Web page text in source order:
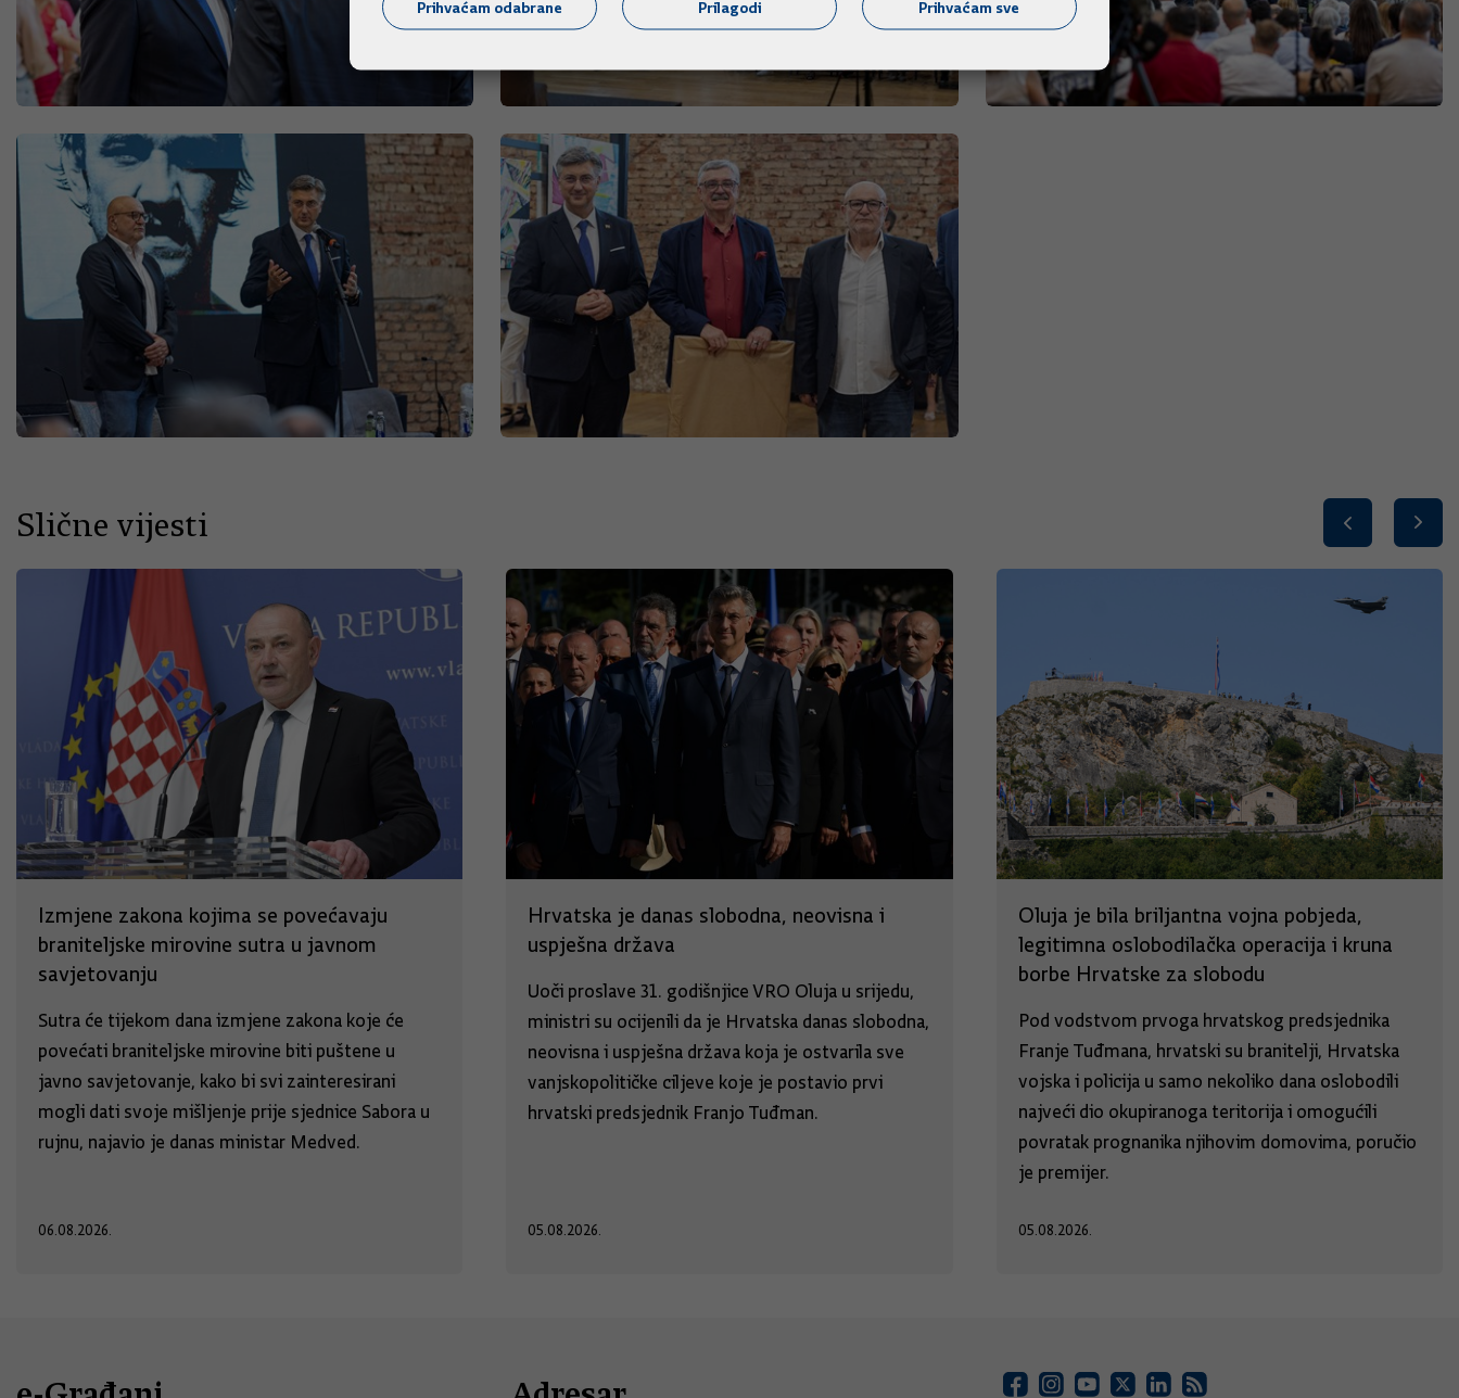
Slične vijesti
Izmjene zakona kojima se povećavaju
braniteljske mirovine sutra u javnom
savjetovanju
Sutra će tijekom dana izmjene zakona koje će
povećati braniteljske mirovine biti puštene u
javno savjetovanje, kako bi svi zainteresirani
mogli dati svoje mišljenje prije sjednice Sabora u
rujnu, najavio je danas ministar Medved.
06.08.2026.
Hrvatska je danas slobodna, neovisna i
uspješna država
Uoči proslave 31. godišnjice VRO Oluja u srijedu,
ministri su ocijenili da je Hrvatska danas slobodna,
neovisna i uspješna država koja je ostvarila sve
vanjskopolitičke ciljeve koje je postavio prvi
hrvatski predsjednik Franjo Tuđman.
05.08.2026.
Oluja je bila briljantna vojna pobjeda,
legitimna oslobodilačka operacija i kruna
borbe Hrvatske za slobodu
Pod vodstvom prvoga hrvatskog predsjednika
Franje Tuđmana, hrvatski su branitelji, Hrvatska
vojska i policija u samo nekoliko dana oslobodili
najveći dio okupiranoga teritorija i omogućili
povratak prognanika njihovim domovima, poručio
je premijer.
05.08.2026.
Prihvaćam odabrane Prilagodi Prihvaćam sve